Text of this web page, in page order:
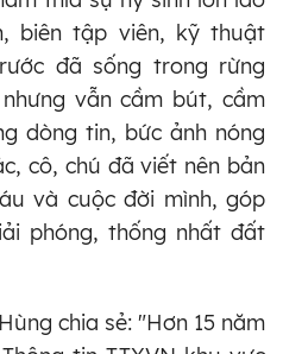
biên tập viên, kỹ thuật
đã sống trong rừng
vẫn cầm bút, cầm
dòng tin, bức ảnh nóng
cô, chú đã viết nên bản
và cuộc đời mình, góp
phóng, thống nhất đất
chia sẻ: "Hơn 15 năm